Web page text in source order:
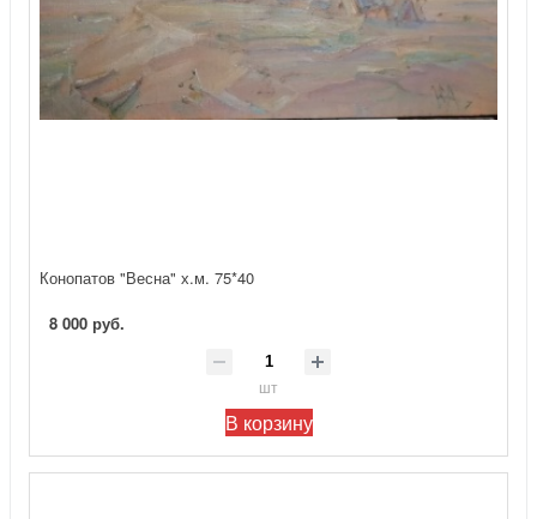
Конопатов "Весна" х.м. 75*40
8 000 руб.
шт
В корзину